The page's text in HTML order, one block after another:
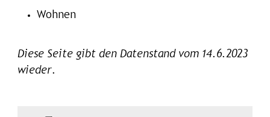
Wohnen
Diese Seite gibt den Datenstand vom 14.6.2023
wieder.